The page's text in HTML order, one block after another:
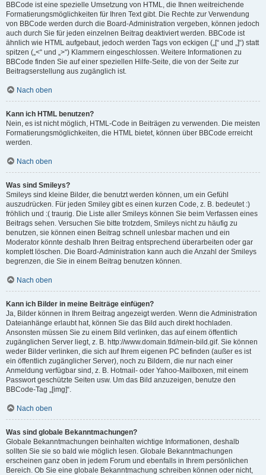
BBCode ist eine spezielle Umsetzung von HTML, die Ihnen weitreichende
Formatierungsmöglichkeiten für Ihren Text gibt. Die Rechte zur Verwendung
von BBCode werden durch die Board-Administration vergeben, können jedoch
auch durch Sie für jeden einzelnen Beitrag deaktiviert werden. BBCode ist
ähnlich wie HTML aufgebaut, jedoch werden Tags von eckigen („[“ und „]“) statt
spitzen („<“ und „>“) Klammern eingeschlossen. Weitere Informationen zu
BBCode finden Sie auf einer speziellen Hilfe-Seite, die von der Seite zur
Beitragserstellung aus zugänglich ist.
Nach oben
Kann ich HTML benutzen?
Nein, es ist nicht möglich, HTML-Code in Beiträgen zu verwenden. Die meisten
Formatierungsmöglichkeiten, die HTML bietet, können über BBCode erreicht
werden.
Nach oben
Was sind Smileys?
Smileys sind kleine Bilder, die benutzt werden können, um ein Gefühl
auszudrücken. Für jeden Smiley gibt es einen kurzen Code, z. B. bedeutet :)
fröhlich und :( traurig. Die Liste aller Smileys können Sie beim Verfassen eines
Beitrags sehen. Versuchen Sie bitte trotzdem, Smileys nicht zu häufig zu
benutzen, sie können einen Beitrag schnell unlesbar machen und ein
Moderator könnte deshalb Ihren Beitrag entsprechend überarbeiten oder gar
komplett löschen. Die Board-Administration kann auch die Anzahl der Smileys
begrenzen, die Sie in einem Beitrag benutzen können.
Nach oben
Kann ich Bilder in meine Beiträge einfügen?
Ja, Bilder können in Ihrem Beitrag angezeigt werden. Wenn die Administration
Dateianhänge erlaubt hat, können Sie das Bild auch direkt hochladen.
Ansonsten müssen Sie zu einem Bild verlinken, das auf einem öffentlich
zugänglichen Server liegt, z. B. http://www.domain.tld/mein-bild.gif. Sie können
weder Bilder verlinken, die sich auf Ihrem eigenen PC befinden (außer es ist
ein öffentlich zugänglicher Server), noch zu Bildern, die nur nach einer
Anmeldung verfügbar sind, z. B. Hotmail- oder Yahoo-Mailboxen, mit einem
Passwort geschützte Seiten usw. Um das Bild anzuzeigen, benutze den
BBCode-Tag „[img]“.
Nach oben
Was sind globale Bekanntmachungen?
Globale Bekanntmachungen beinhalten wichtige Informationen, deshalb
sollten Sie sie so bald wie möglich lesen. Globale Bekanntmachungen
erscheinen ganz oben in jedem Forum und ebenfalls in Ihrem persönlichen
Bereich. Ob Sie eine globale Bekanntmachung schreiben können oder nicht,